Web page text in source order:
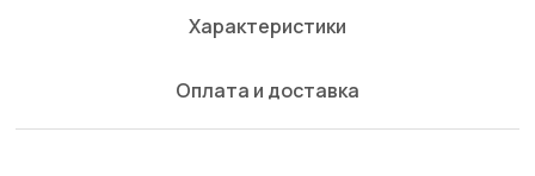
Характеристики
Оплата и доставка